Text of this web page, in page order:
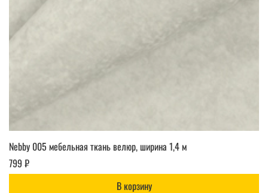
Nebby 005 мебельная ткань велюр, ширина 1,4 м
799 ₽
В корзину